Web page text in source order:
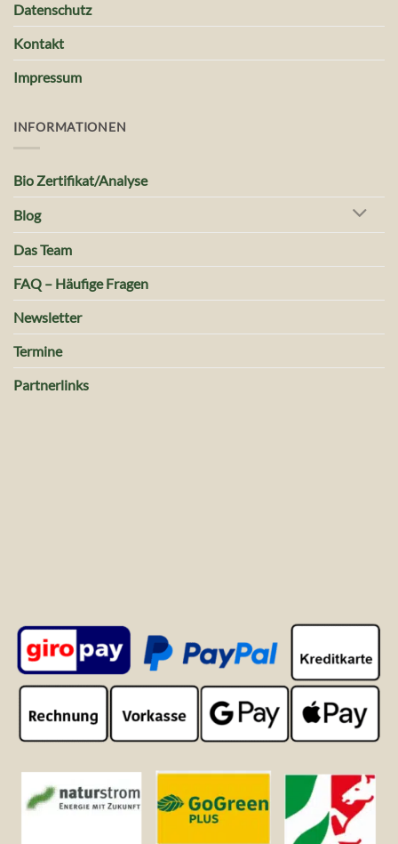
Datenschutz
Kontakt
Impressum
INFORMATIONEN
Bio Zertifikat/Analyse
Blog
Das Team
FAQ – Häufige Fragen
Newsletter
Termine
Partnerlinks